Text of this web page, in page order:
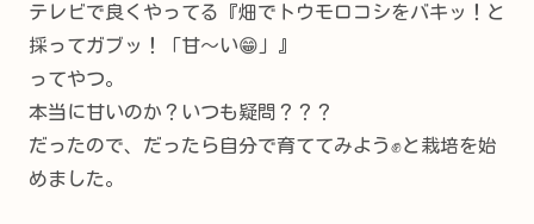
テレビで良くやってる『畑でトウモロコシをバキッ！と
採ってガブッ！「甘～い😁」』
ってやつ。
本当に甘いのか？いつも疑問？？？
だったので、だったら自分で育ててみよう✊と栽培を始
めました。